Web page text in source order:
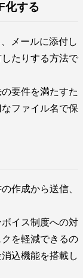
化する
メールに添付し
たりする方法で
要件を満たすた
ファイル名で保
作成から送信、
イス制度への対
を軽減できるの
込機能を搭載し